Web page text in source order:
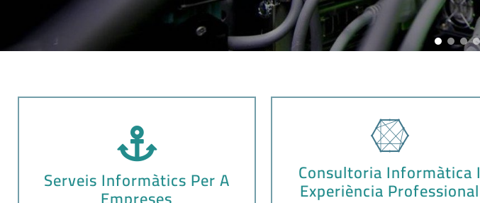
Serveis Informàtics Per A Consultoria Informàtica I
Experiència Professional